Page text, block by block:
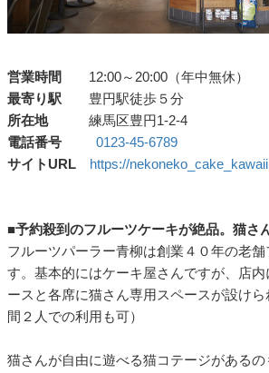
営業時間
12:00～20:00（年中無休）
最寄り駅 豊円駅徒歩５分
所在地練馬区豊円1-2-4
電話番号
0123-45-6789
サイトURL https://
■予約殺到のフルーツケーキが絶品。猫さ
フルーツパーラー青柳は創業４０年の老
す。基本的にはケーキ屋さんですが、店
ースと各席に猫さん専用スペースが設け
間２人での利用も可）
猫さんが自由に遊べる猫コテージがある